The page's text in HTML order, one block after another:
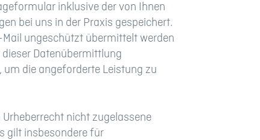
inklusive der von Ihnen
bei uns in der Praxis gespeichert.
ungeschützt übermittelt werden
Datenübermittlung
um die angeforderte Leistung zu
nicht zugelassene
gilt insbesondere für